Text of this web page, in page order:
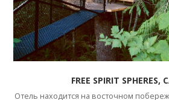
FREE SPIRIT SPHERES,
Отель находится на восточном